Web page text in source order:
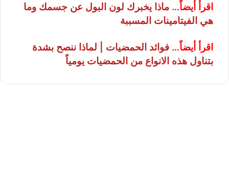
اقرأ أيضاً… ماذا يخبرك لون البول عن جسمك وما
هي الفيتامينات المسببة
اقرأ أيضاً… فوائد الحمضيات | لماذا ننصح بشدة
بتناول هذه الانواع من الحمضيات يومياً